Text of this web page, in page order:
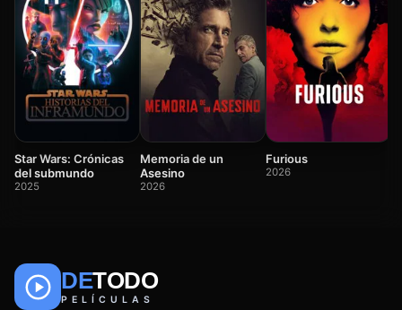
Star Wars: Crónicas
del submundo
2025
Memoria de un
Asesino
2026
Furious
2026
DETODO
PELÍCULAS
🎬
Películas